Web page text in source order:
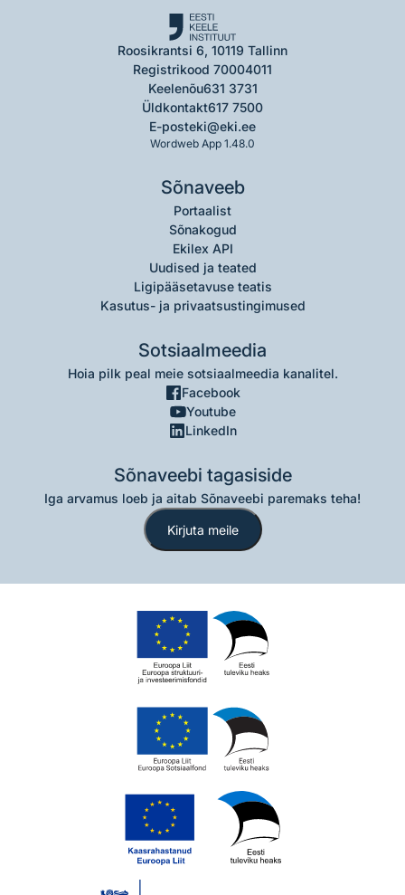
Roosikrantsi 6, 10119 Tallinn
Registrikood 70004011
Keelenõu631 3731
Üldkontakt617 7500
E-posteki@eki.ee
Wordweb App 1.48.0
Sõnaveeb
Portaalist
Sõnakogud
Ekilex API
Uudised ja teated
Ligipääsetavuse teatis
Kasutus- ja privaatsustingimused
Sotsiaalmeedia
Hoia pilk peal meie sotsiaalmeedia kanalitel.
Facebook
Youtube
LinkedIn
Sõnaveebi tagasiside
Iga arvamus loeb ja aitab Sõnaveebi paremaks teha!
Kirjuta meile